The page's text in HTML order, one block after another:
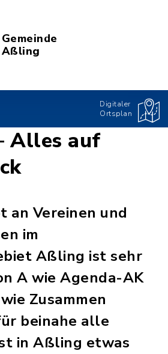
Gemeinde
Aßling
Digitaler
Ortsplan
Alles auf
an Vereinen und
im
Aßling ist sehr
A wie Agenda-AK
Zusammen
beinahe alle
in Aßling etwas